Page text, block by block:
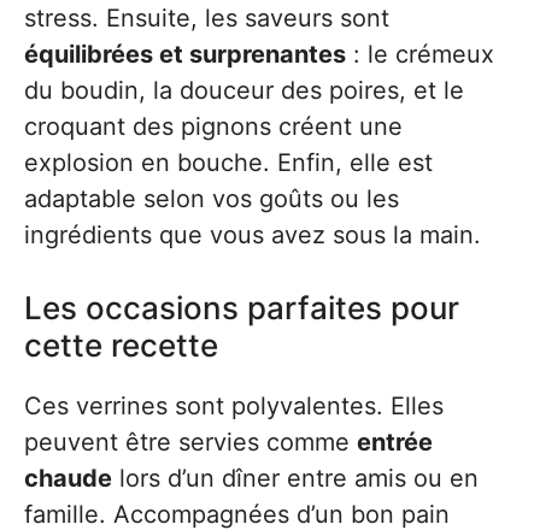
stress. Ensuite, les saveurs sont
équilibrées et surprenantes : le crémeux
du boudin, la douceur des poires, et le
croquant des pignons créent une
explosion en bouche. Enfin, elle est
adaptable selon vos goûts ou les
ingrédients que vous avez sous la main.
Les occasions parfaites pour
cette recette
Ces verrines sont polyvalentes. Elles
peuvent être servies comme entrée
chaude lors d’un dîner entre amis ou en
famille. Accompagnées d’un bon pain